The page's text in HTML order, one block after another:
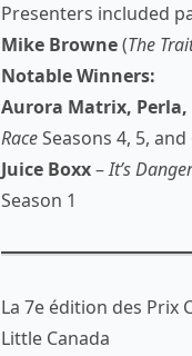
Presenters included
Mike Browne(The
Notable Winners:
Aurora Matrix, Perla,
RaceSeasons 4, 5, and
Juice Boxx–It’s
Season 1
La 7e édition des Prix
Little Canada